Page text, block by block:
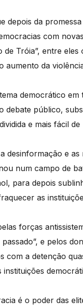
depois da
com
Tróia”, entre eles
aumento da
democrático
debate público,
e mais fácil de
desinformação e
num campo de
para depois
as
forças
e pelos
com a detenção
é o poder das